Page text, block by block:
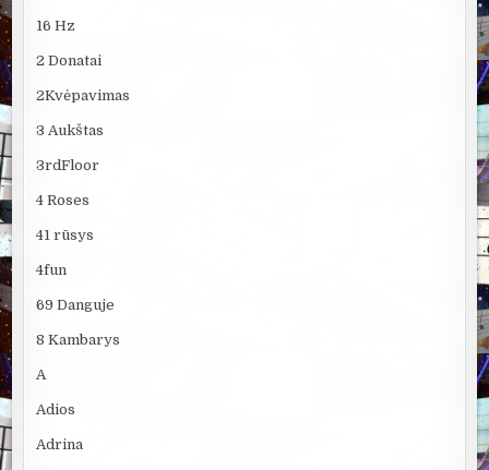
16 Hz
2 Donatai
2Kvėpavimas
3 Aukštas
3rdFloor
4 Roses
41 rūsys
4fun
69 Danguje
8 Kambarys
A
Adios
Adrina